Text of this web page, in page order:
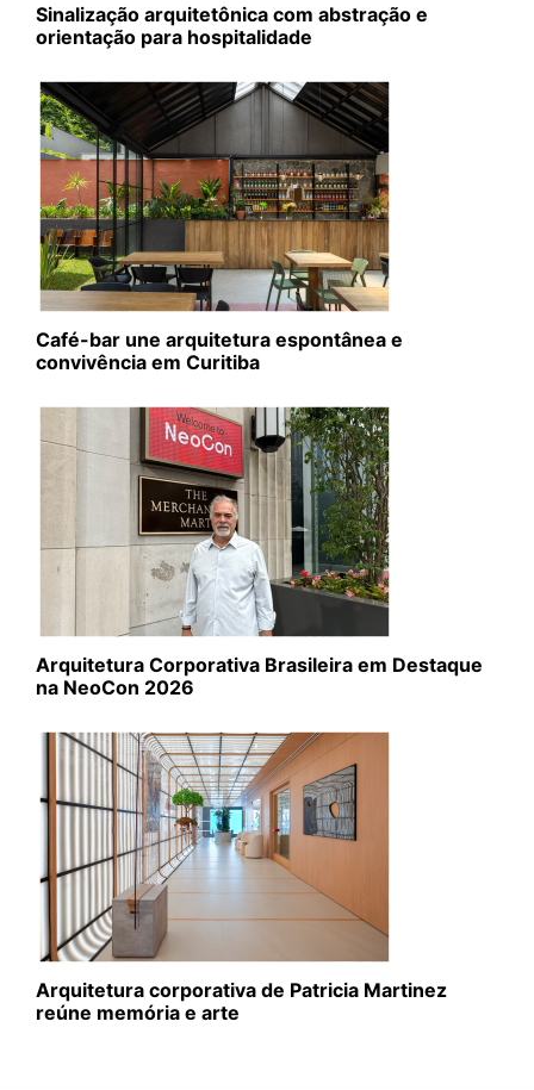
Sinalização arquitetônica com abstração e
orientação para hospitalidade
Café-bar une arquitetura espontânea e
convivência em Curitiba
Arquitetura Corporativa Brasileira em Destaque
na NeoCon 2026
Arquitetura corporativa de Patricia Martinez
reúne memória e arte